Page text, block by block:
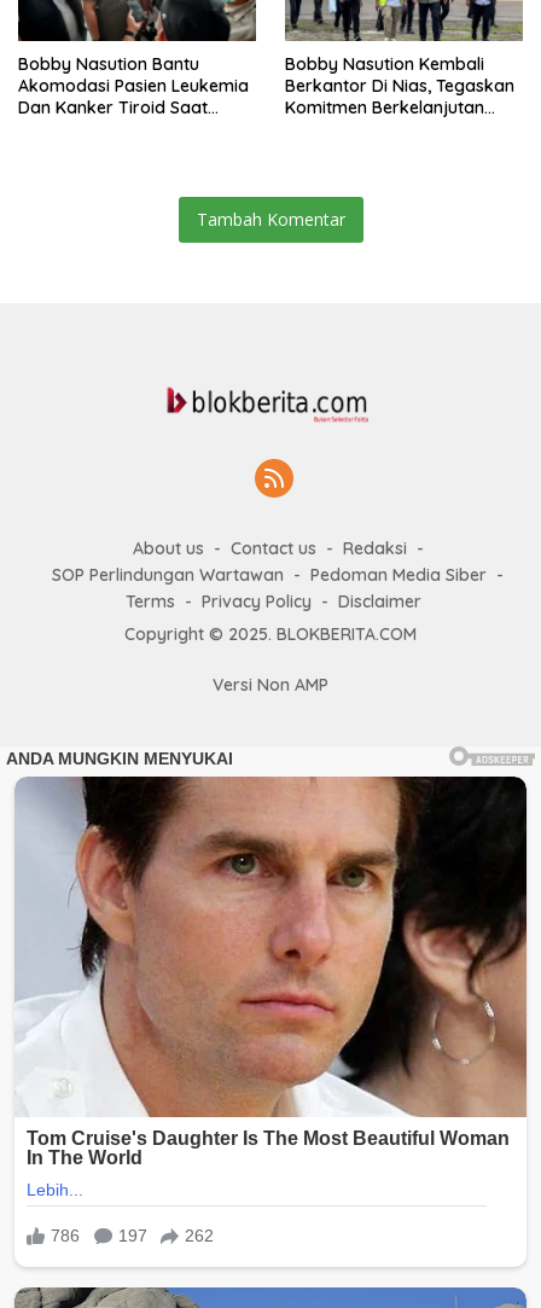
Bobby Nasution Bantu
Akomodasi Pasien Leukemia
Dan Kanker Tiroid Saat
Bobby Nasution Kembali
Berkantor Di Nias, Tegaskan
Komitmen Berkelanjutan
Tambah Komentar
About us Contact us
Redaksi
SOP Perlindungan Wartawan
Pedoman Media Siber
Terms
Privacy Policy
Disclaimer
Copyright © 2025. BLOKBERITA.COM
Versi Non AMP